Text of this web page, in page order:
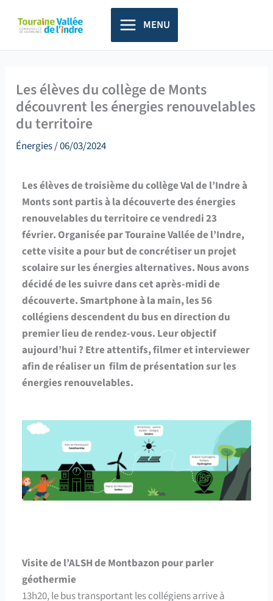
principal
MENU
Les élèves du collège de Monts
découvrent les énergies renouvelables
du territoire
Énergies/06/03/2024
Les élèves de troisième du collège Val de l’Indre à
Monts sont partis à la découverte des énergies
renouvelables du territoire ce vendredi 23
février. Organisée par Touraine Vallée de l’Indre,
cette visite a pour but de concrétiser un projet
scolaire sur les énergies alternatives. Nous avons
décidé de les suivre dans cet après-midi de
découverte. Smartphone à la main, les 56
collégiens descendent du bus en direction du
premier lieu de rendez-vous. Leur objectif
aujourd’hui ? Etre attentifs, filmer et interviewer
afin de réaliser un film de présentation sur les
énergies renouvelables.
Visite de l’ALSH de Montbazon pour parler
géothermie
13h20, le bus transportant les collégiens arrive à